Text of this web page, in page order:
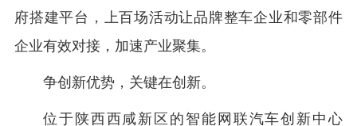
府搭建平台，上百场活动让品牌整车企业和零部件
企业有效对接，加速产业聚集。
争创新优势，关键在创新。
位于陕西西咸新区的智能网联汽车创新中心